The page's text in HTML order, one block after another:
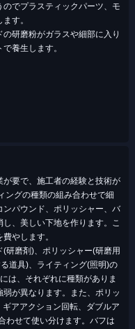
でプラスティックパーツ、モ
す。
研磨粉がガラスや細部に入り
養生します。
要で、施工者の経験と技術が
ングの種類の組み合わせで細
パウンド、ポリッシャー、バ
、美しい下地を作ります。こ
やします。
研磨剤)、ポリッシャー(研磨用
道具)、ライティング(照明)の
は、それぞれに種類がありま
が異なります。また、ポリッ
アアクション回転、ダブルア
わせて使い分けます。バフは